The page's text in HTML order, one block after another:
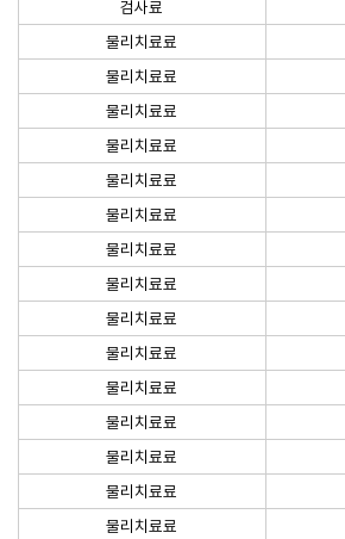
검사료
물리치료료
물리치료료
물리치료료
물리치료료
물리치료료
물리치료료
물리치료료
물리치료료
물리치료료
물리치료료
물리치료료
물리치료료
물리치료료
물리치료료
물리치료료